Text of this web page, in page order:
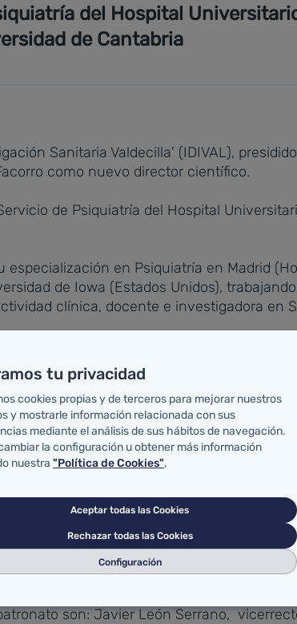
del Hospital
de Cantabria
Sanitaria Valdecilla' (IDIVAL),
como nuevo director científico.
de Psiquiatría del Hospital
en Psiquiatría en Madrid
de Iowa (Estados Unidos),
clínica, docente e investigadora en
Iniciales de Psicosis (PAFIP) de
en el cargo al doctor Miguel Ángel Piris,
ocho tesis doctorales. Su mayor interés
la neuroimagen, la genética y la
se han aprobado las cuentas anuales
y la realización de actuaciones
presidencia, forman parte del patronato
son: Javier León Serrano,
tu privacidad
cookies propias y de terceros para mejorar nuestros
y mostrarle información relacionada con sus
mediante el análisis de sus hábitos de navegación.
la configuración u obtener más información
nuestra "Política de Cookies".
Aceptar todas las Cookies
Rechazar todas las Cookies
Configuración